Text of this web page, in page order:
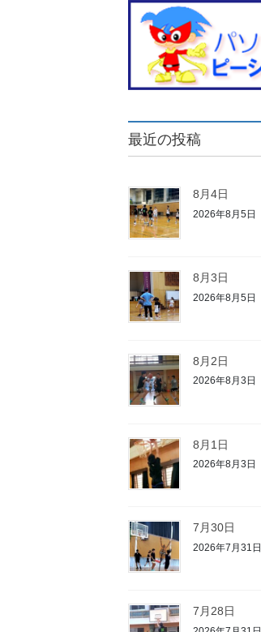
最近の投稿
8月4日
2026年8月5日
8月3日
2026年8月5日
8月2日
2026年8月3日
8月1日
2026年8月3日
7月30日
2026年7月31日
7月28日